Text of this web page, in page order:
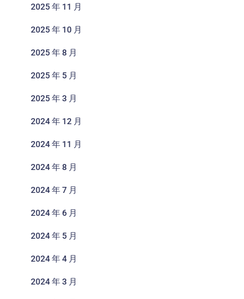
2025 年 11 月
2025 年 10 月
2025 年 8 月
2025 年 5 月
2025 年 3 月
2024 年 12 月
2024 年 11 月
2024 年 8 月
2024 年 7 月
2024 年 6 月
2024 年 5 月
2024 年 4 月
2024 年 3 月